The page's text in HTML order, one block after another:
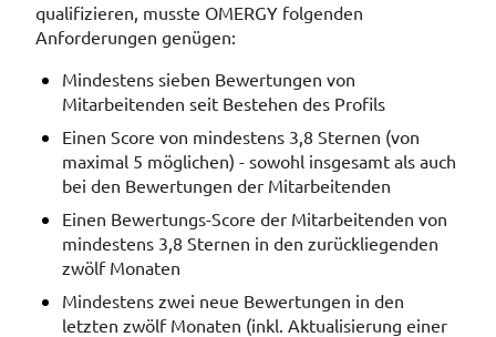
qualifizieren, musste OMERGY folgenden
Anforderungen genügen:
Mindestens sieben Bewertungen von
Mitarbeitenden seit Bestehen des Profils
Einen Score von mindestens 3,8 Sternen (von
maximal 5 möglichen) - sowohl insgesamt als auch
bei den Bewertungen der Mitarbeitenden
Einen Bewertungs-Score der Mitarbeitenden von
mindestens 3,8 Sternen in den zurückliegenden
zwölf Monaten
Mindestens zwei neue Bewertungen in den
letzten zwölf Monaten (inkl. Aktualisierung einer